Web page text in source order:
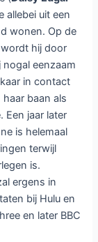
allebei uit een
wonen. Op de
hij door
eenzaam
in contact
baan als
Een jaar later
is helemaal
terwijl
is.
ergens in
bij Hulu en
en later BBC